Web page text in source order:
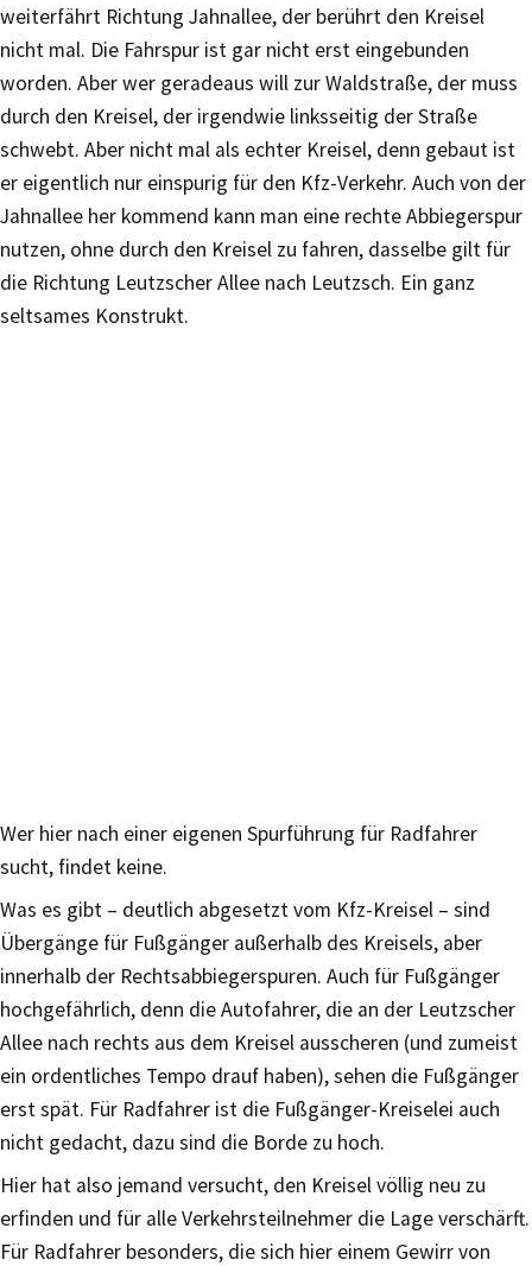
weiterfährt Richtung Jahnallee, der berührt den Kreisel
nicht mal. Die Fahrspur ist gar nicht erst eingebunden
worden. Aber wer geradeaus will zur Waldstraße, der muss
durch den Kreisel, der irgendwie linksseitig der Straße
schwebt. Aber nicht mal als echter Kreisel, denn gebaut ist
er eigentlich nur einspurig für den Kfz-Verkehr. Auch von der
Jahnallee her kommend kann man eine rechte Abbiegerspur
nutzen, ohne durch den Kreisel zu fahren, dasselbe gilt für
die Richtung Leutzscher Allee nach Leutzsch. Ein ganz
seltsames Konstrukt.
Wer hier nach einer eigenen Spurführung für Radfahrer
sucht, findet keine.
Was es gibt – deutlich abgesetzt vom Kfz-Kreisel – sind
Übergänge für Fußgänger außerhalb des Kreisels, aber
innerhalb der Rechtsabbiegerspuren. Auch für Fußgänger
hochgefährlich, denn die Autofahrer, die an der Leutzscher
Allee nach rechts aus dem Kreisel ausscheren (und zumeist
ein ordentliches Tempo drauf haben), sehen die Fußgänger
erst spät. Für Radfahrer ist die Fußgänger-Kreiselei auch
nicht gedacht, dazu sind die Borde zu hoch.
Hier hat also jemand versucht, den Kreisel völlig neu zu
erfinden und für alle Verkehrsteilnehmer die Lage verschärft.
Für Radfahrer besonders, die sich hier einem Gewirr von